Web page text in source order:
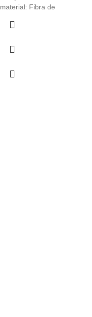
material: Fibra de